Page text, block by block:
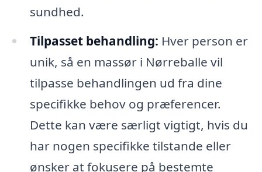
sundhed.
Tilpasset behandling: Hver person er
unik, så en massør i Nørreballe vil
tilpasse behandlingen ud fra dine
specifikke behov og præferencer.
Dette kan være særligt vigtigt, hvis du
har nogen specifikke tilstande eller
ønsker at fokusere på bestemte